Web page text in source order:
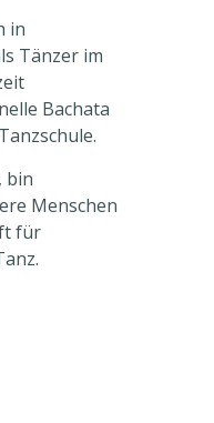
in
Tänzer im
Bachata
bin
Menschen
für